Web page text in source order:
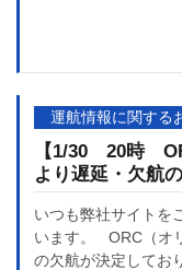
運航情報に関する
【1/30 20時
より遅延・欠航
いつも弊社サイトを
います。 ORC（オ
の欠航が決定してお